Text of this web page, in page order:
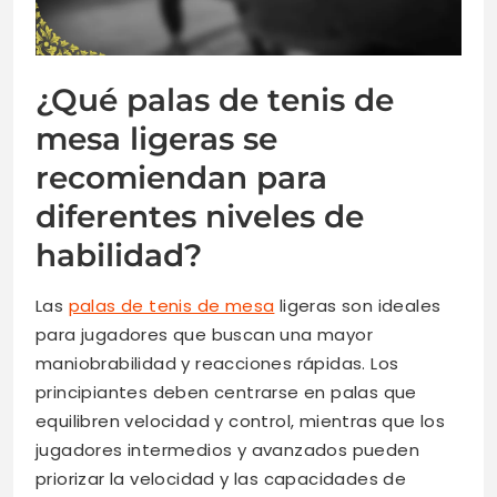
¿Qué palas de tenis de
mesa ligeras se
recomiendan para
diferentes niveles de
habilidad?
Las palas de tenis de mesa ligeras son ideales
para jugadores que buscan una mayor
maniobrabilidad y reacciones rápidas. Los
principiantes deben centrarse en palas que
equilibren velocidad y control, mientras que los
jugadores intermedios y avanzados pueden
priorizar la velocidad y las capacidades de